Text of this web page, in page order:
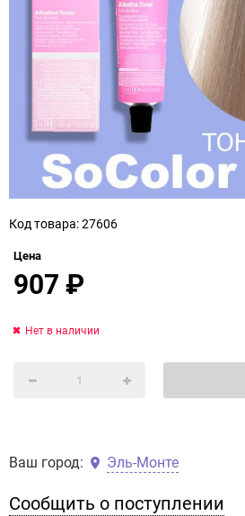
Код товара: 27606
Цена
907₽
Нет в наличии
Ваш город: Эль-Монте
Сообщить о поступлении